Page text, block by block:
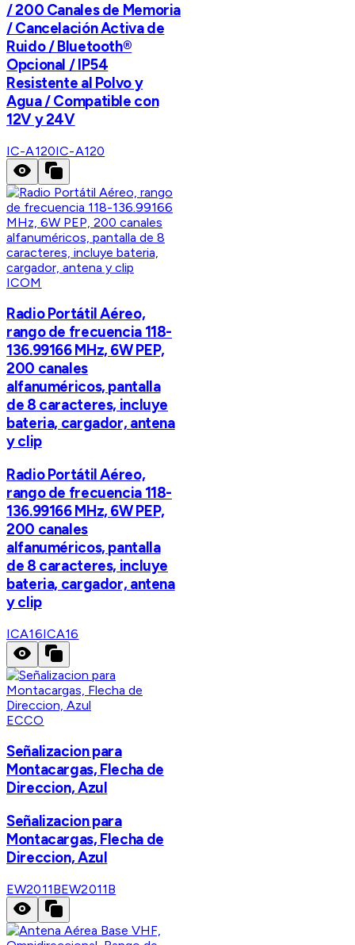
/ 200 Canales de Memoria
/ Cancelación Activa de
Ruido / Bluetooth®
Opcional / IP54
Resistente al Polvo y
Agua / Compatible con
12V y 24V
IC-A120IC-A120
ICOM
Radio Portátil Aéreo,
rango de frecuencia 118-
136.99166 MHz, 6W PEP,
200 canales
alfanuméricos, pantalla
de 8 caracteres, incluye
bateria, cargador, antena
y clip
Radio Portátil Aéreo,
rango de frecuencia 118-
136.99166 MHz, 6W PEP,
200 canales
alfanuméricos, pantalla
de 8 caracteres, incluye
bateria, cargador, antena
y clip
ICA16ICA16
ECCO
Señalizacion para
Montacargas, Flecha de
Direccion, Azul
Señalizacion para
Montacargas, Flecha de
Direccion, Azul
EW2011BEW2011B